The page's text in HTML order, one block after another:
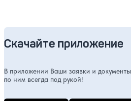
Скачайте приложение
В приложении Ваши заявки и документы
по ним всегда под рукой!